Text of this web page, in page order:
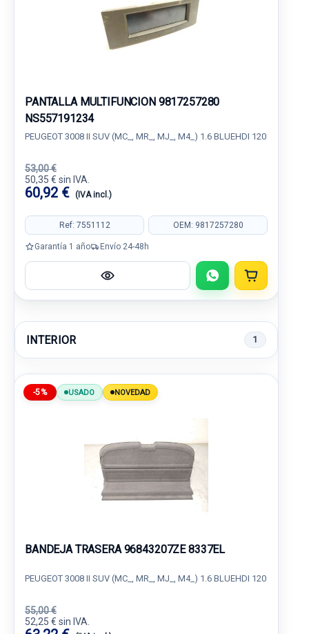
PANTALLA MULTIFUNCION 9817257280
NS557191234
PEUGEOT 3008 II SUV (MC_, MR_, MJ_, M4_) 1.6 BLUEHDI 120
53,00 €
50,35 € sin IVA.
60,92 € (IVA incl.)
Ref: 7551112 OEM: 9817257280
Garantía 1 año Envío 24-48h
INTERIOR 1
-5% USADO NOVEDAD
BANDEJA TRASERA 96843207ZE 8337EL
PEUGEOT 3008 II SUV (MC_, MR_, MJ_, M4_) 1.6 BLUEHDI 120
55,00 €
52,25 € sin IVA.